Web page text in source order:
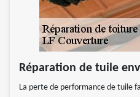
Réparation de tuile
La perte de performance de tuile